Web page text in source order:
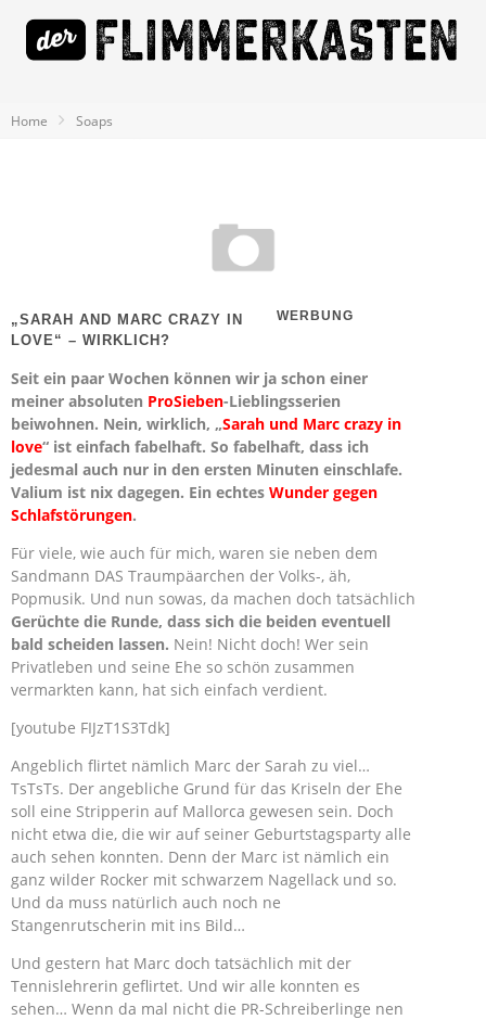
Home Soaps
„SARAH AND MARC CRAZY IN
LOVE“ – WIRKLICH?
WERBUNG
Seit ein paar Wochen können wir ja schon einer
meiner absoluten ProSieben-Lieblingsserien
beiwohnen. Nein, wirklich, „Sarah und Marc crazy in
love“ ist einfach fabelhaft. So fabelhaft, dass ich
jedesmal auch nur in den ersten Minuten einschlafe.
Valium ist nix dagegen. Ein echtes Wunder gegen
Schlafstörungen.
Für viele, wie auch für mich, waren sie neben dem
Sandmann DAS Traumpäarchen der Volks-, äh,
Popmusik. Und nun sowas, da machen doch tatsächlich
Gerüchte die Runde, dass sich die beiden eventuell
bald scheiden lassen. Nein! Nicht doch! Wer sein
Privatleben und seine Ehe so schön zusammen
vermarkten kann, hat sich einfach verdient.
[youtube FIJzT1S3Tdk]
Angeblich flirtet nämlich Marc der Sarah zu viel…
TsTsTs. Der angebliche Grund für das Kriseln der Ehe
soll eine Stripperin auf Mallorca gewesen sein. Doch
nicht etwa die, die wir auf seiner Geburtstagsparty alle
auch sehen konnten. Denn der Marc ist nämlich ein
ganz wilder Rocker mit schwarzem Nagellack und so.
Und da muss natürlich auch noch ne
Stangenrutscherin mit ins Bild…
Und gestern hat Marc doch tatsächlich mit der
Tennislehrerin geflirtet. Und wir alle konnten es
sehen… Wenn da mal nicht die PR-Schreiberlinge nen